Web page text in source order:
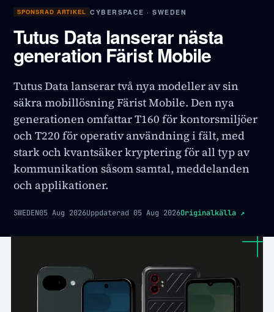
SPONSRAD ARTIKEL CYBERSPACE · SWEDEN
Tutus Data lanserar nästa
generation Färist Mobile
Tutus Data lanserar två nya modeller av sin
säkra mobillösning Färist Mobile. Den nya
generationen omfattar T160 för kontorsmiljöer
och T220 för operativ användning i fält, med
stark och kvantsäker kryptering för all typ av
kommunikation såsom samtal, meddelanden
och applikationer.
SWEDEN05 Aug 2026Uppdaterad 05 Aug 2026Originalkälla ↗